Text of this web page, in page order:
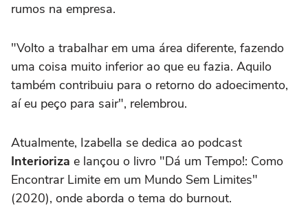
rumos na empresa.
"Volto a trabalhar em uma área diferente, fazendo
uma coisa muito inferior ao que eu fazia. Aquilo
também contribuiu para o retorno do adoecimento,
aí eu peço para sair", relembrou.
Atualmente, Izabella se dedica ao podcast
Interioriza e lançou o livro "Dá um Tempo!: Como
Encontrar Limite em um Mundo Sem Limites"
(2020), onde aborda o tema do burnout.